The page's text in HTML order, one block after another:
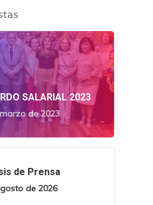
SALARIAL 2023
de 2023
de Prensa
de 2026